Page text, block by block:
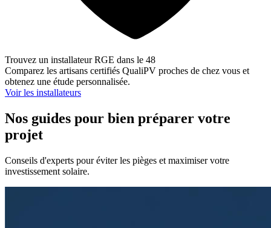
Trouvez un installateur RGE dans le 48
Comparez les artisans certifiés QualiPV proches de chez vous et
obtenez une étude personnalisée.
Voir les installateurs
Nos guides pour bien préparer votre
projet
Conseils d'experts pour éviter les pièges et maximiser votre
investissement solaire.